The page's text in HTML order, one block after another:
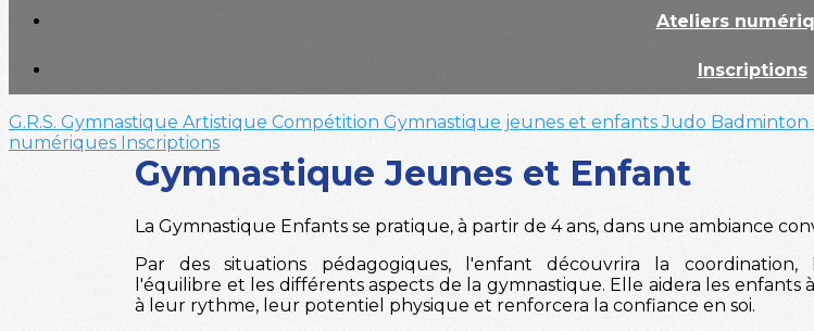
Ateliers
Inscriptions
G.R.S. Gymnastique Artistique Compétition Gymnastique jeunes et enfantsJudo Badminton
numériques Inscriptions
Gymnastique Jeunes et Enfant
La Gymnastique Enfants se pratique, à partir de 4 ans, dans une ambiance
Par des situations pédagogiques, l'enfant découvrira la coordination,
l'équilibre et les différents aspects de la gymnastique. Elle aidera les enfants
à leur rythme, leur potentiel physique et renforcera la confiance en soi.